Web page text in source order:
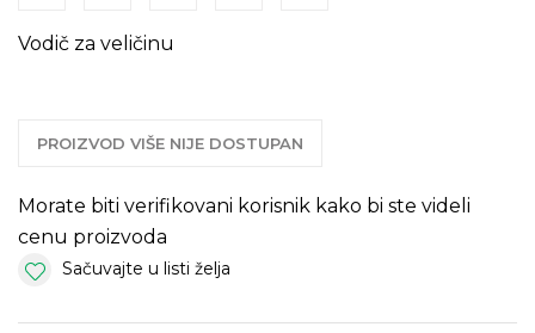
Vodič za veličinu
PROIZVOD VIŠE NIJE DOSTUPAN
Morate biti verifikovani korisnik kako bi ste videli
cenu proizvoda
Sačuvajte u listi želja